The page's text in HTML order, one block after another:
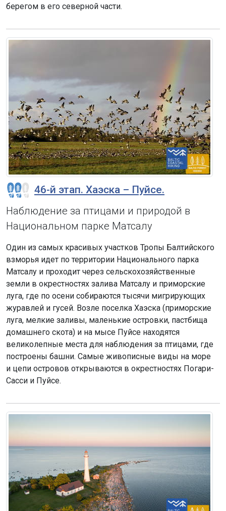
берегом в его северной части.
46-й этап. Хаэска – Пуйсе.
Наблюдение за птицами и природой в
Национальном парке Матсалу
Один из самых красивых участков Тропы Балтийского
взморья идет по территории Национального парка
Матсалу и проходит через сельскохозяйственные
земли в окрестностях залива Матсалу и приморские
луга, где по осени собираются тысячи мигрирующих
журавлей и гусей. Возле поселка Хаэска (приморские
луга, мелкие заливы, маленькие островки, пастбища
домашнего скота) и на мысе Пуйсе находятся
великолепные места для наблюдения за птицами, где
построены башни. Самые живописные виды на море
и цепи островов открываются в окрестностях Погари-
Сасси и Пуйсе.